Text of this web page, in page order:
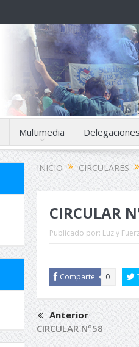
Multimedia Delegaciones
INICIO CIRCULARES
CIRCULAR
Publicado por: Luz y
Comparte 0
Anterior
CIRCULAR Nº58